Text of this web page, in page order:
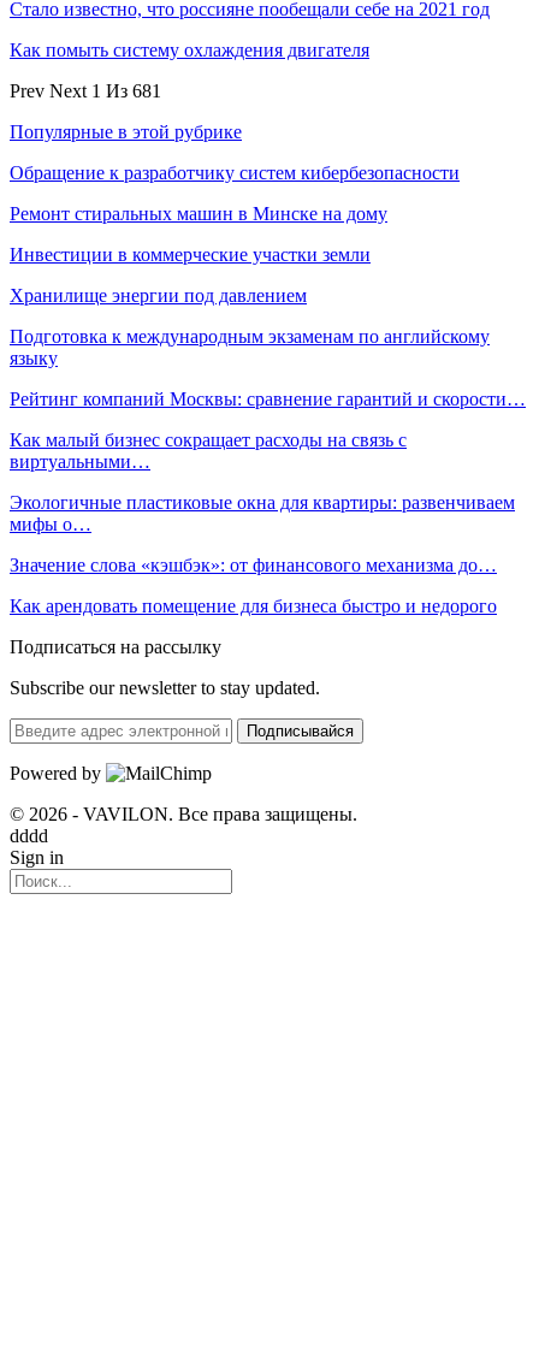
Стало известно, что россияне пообещали себе на 2021 год
Как помыть систему охлаждения двигателя
Prev Next 1 Из 681
Популярные в этой рубрике
Обращение к разработчику систем кибербезопасности
Ремонт стиральных машин в Минске на дому
Инвестиции в коммерческие участки земли
Хранилище энергии под давлением
Подготовка к международным экзаменам по английскому
языку
Рейтинг компаний Москвы: сравнение гарантий и скорости…
Как малый бизнес сокращает расходы на связь с
виртуальными…
Экологичные пластиковые окна для квартиры: развенчиваем
мифы о…
Значение слова «кэшбэк»: от финансового механизма до…
Как арендовать помещение для бизнеса быстро и недорого
Подписаться на рассылку
Subscribe our newsletter to stay updated.
Подписывайся
Powered by
© 2026 - VAVILON. Все права защищены.
dddd
Sign in